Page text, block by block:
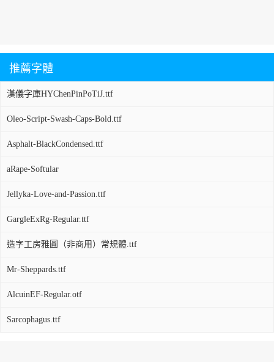
推薦字體
漢儀字庫HYChenPinPoTiJ.ttf
Oleo-Script-Swash-Caps-Bold.ttf
Asphalt-BlackCondensed.ttf
aRape-Softular
Jellyka-Love-and-Passion.ttf
GargleExRg-Regular.ttf
造字工房雅圓（非商用）常規體.ttf
Mr-Sheppards.ttf
AlcuinEF-Regular.otf
Sarcophagus.ttf